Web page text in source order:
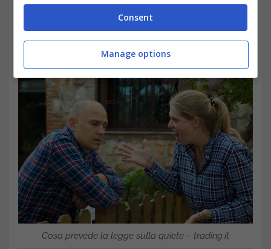
importante prima di tutto venire a
conoscenza delle leggi a tutela dei propri
Cosa prevede la legge sulla quiete – trading.it
Consent
Manage options